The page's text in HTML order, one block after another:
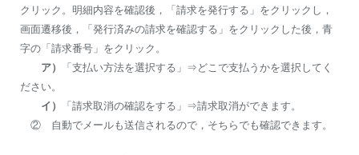
クリック。明細内容を確認後，「請求を発行する」をクリックし，
画面遷移後，「発行済みの請求を確認する」をクリックした後，青
字の「請求番号」をクリック。
ア）
「支払い方法を選択する」⇒どこで支払うかを選択してく
ださい。
イ）
「請求取消の確認をする」⇒請求取消ができます。
② 自動でメールも送信されるので，そちらでも確認できます。